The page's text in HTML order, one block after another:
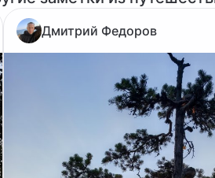
Дмитрий Федоров